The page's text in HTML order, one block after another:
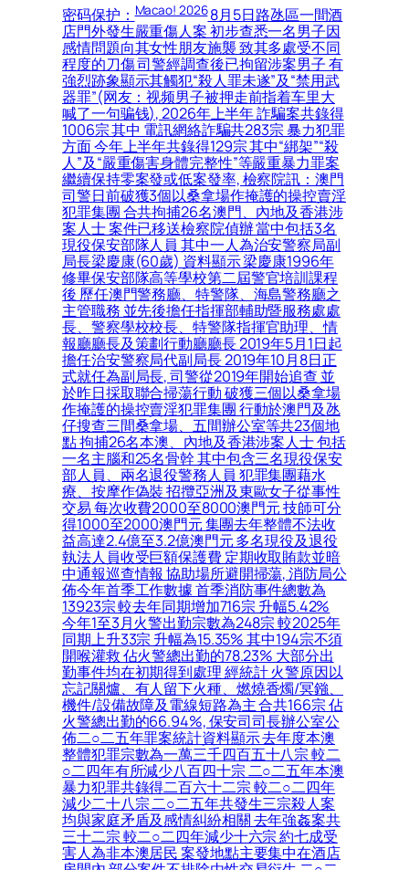
密码保护：Macao! 20268月5日路氹區一間酒
店門外發生嚴重傷人案 初步查悉一名男子因
感情問題向其女性朋友施襲 致其多處受不同
程度的刀傷 司警經調查後已拘留涉案男子 有
強烈跡象顯示其觸犯“殺人罪未遂”及“禁用武
器罪”(网友：视频男子被押走前指着车里大
喊了一句骗钱), 2026年上半年 詐騙案共錄得
1006宗 其中 電訊網絡詐騙共283宗 暴力犯罪
方面 今年上半年共錄得129宗 其中“綁架”“殺
人”及“嚴重傷害身體完整性”等嚴重暴力罪案
繼續保持零案發或低案發率, 檢察院訊：澳門
司警日前破獲3個以桑拿場作掩護的操控賣淫
犯罪集團 合共拘捕26名澳門、內地及香港涉
案人士 案件已移送檢察院偵辦 當中包括3名
現役保安部隊人員 其中一人為治安警察局副
局長梁慶康(60歲) 資料顯示 梁慶康1996年
修畢保安部隊高等學校第二屆警官培訓課程
後 歷任澳門警務廳、特警隊、海島警務廳之
主管職務 並先後擔任指揮部輔助暨服務處處
長、警察學校校長、特警隊指揮官助理、情
報廳廳長及策劃行動廳廳長 2019年5月1日起
擔任治安警察局代副局長 2019年10月8日正
式就任為副局長, 司警從2019年開始追查 並
於昨日採取聯合掃蕩行動 破獲三個以桑拿場
作掩護的操控賣淫犯罪集團 行動於澳門及氹
仔搜查三間桑拿場、五間辦公室等共23個地
點 拘捕26名本澳、內地及香港涉案人士 包括
一名主腦和25名骨幹 其中包含三名現役保安
部人員、兩名退役警務人員 犯罪集團藉水
療、按摩作偽裝 招攬亞洲及東歐女子從事性
交易 每次收費2000至8000澳門元 技師可分
得1000至2000澳門元 集團去年整體不法收
益高達2.4億至3.2億澳門元 多名現役及退役
執法人員收受巨額保護費 定期收取賄款並暗
中通報巡查情報 協助場所避開掃蕩, 消防局公
佈今年首季工作數據 首季消防事件總數為
13923宗 較去年同期增加716宗 升幅5.42%
今年1至3月火警出勤宗數為248宗 較2025年
同期上升33宗 升幅為15.35% 其中194宗不須
開喉灌救 佔火警總出勤的78.23% 大部分出
勤事件均在初期得到處理 經統計 火警原因以
忘記關爐、有人留下火種、燃燒香燭/冥鏹、
機件/設備故障及電線短路為主 合共166宗 佔
火警總出勤的66.94%, 保安司司長辦公室公
佈二○二五年罪案統計資料顯示 去年度本澳
整體犯罪宗數為一萬三千四百五十八宗 較二
○二四年有所減少八百四十宗 二○二五年本澳
暴力犯罪共錄得二百六十二宗 較二○二四年
減少二十八宗 二○二五年共發生三宗殺人案
均與家庭矛盾及感情糾紛相關 去年強姦案共
三十二宗 較二○二四年減少十六宗 約七成受
害人為非本澳居民 案發地點主要集中在酒店